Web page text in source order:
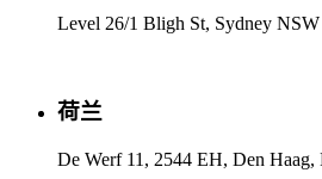
Level 26/1 Bligh St, Sydney
荷兰
De Werf 11, 2544 EH, Den Haag,